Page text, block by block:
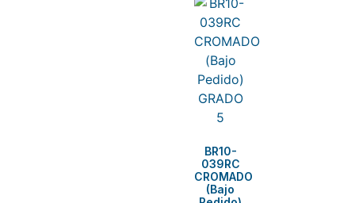
BR10-
039RC
CROMADO
(Bajo